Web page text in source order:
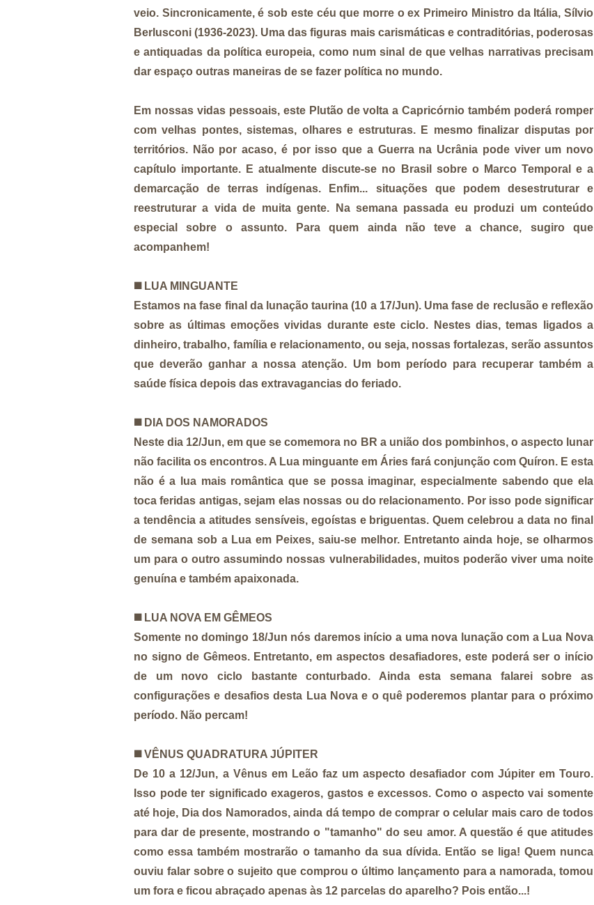
veio. Sincronicamente, é sob este céu que morre o ex Primeiro Ministro da Itália, Sílvio
Berlusconi (1936-2023). Uma das figuras mais carismáticas e contraditórias, poderosas
e antiquadas da política europeia, como num sinal de que velhas narrativas precisam
dar espaço outras maneiras de se fazer política no mundo.
Em nossas vidas pessoais, este Plutão de volta a Capricórnio também poderá romper
com velhas pontes, sistemas, olhares e estruturas. E mesmo finalizar disputas por
territórios. Não por acaso, é por isso que a Guerra na Ucrânia pode viver um novo
capítulo importante. E atualmente discute-se no Brasil sobre o Marco Temporal e a
demarcação de terras indígenas. Enfim... situações que podem desestruturar e
reestruturar a vida de muita gente. Na semana passada eu produzi um conteúdo
especial sobre o assunto. Para quem ainda não teve a chance, sugiro que
acompanhem!
◼️ LUA MINGUANTE
Estamos na fase final da lunação taurina (10 a 17/Jun). Uma fase de reclusão e reflexão
sobre as últimas emoções vividas durante este ciclo. Nestes dias, temas ligados a
dinheiro, trabalho, família e relacionamento, ou seja, nossas fortalezas, serão assuntos
que deverão ganhar a nossa atenção. Um bom período para recuperar também a
saúde física depois das extravagancias do feriado.
◼️ DIA DOS NAMORADOS
Neste dia 12/Jun, em que se comemora no BR a união dos pombinhos, o aspecto lunar
não facilita os encontros. A Lua minguante em Áries fará conjunção com Quíron. E esta
não é a lua mais romântica que se possa imaginar, especialmente sabendo que ela
toca feridas antigas, sejam elas nossas ou do relacionamento. Por isso pode significar
a tendência a atitudes sensíveis, egoístas e briguentas. Quem celebrou a data no final
de semana sob a Lua em Peixes, saiu-se melhor. Entretanto ainda hoje, se olharmos
um para o outro assumindo nossas vulnerabilidades, muitos poderão viver uma noite
genuína e também apaixonada.
◼️ LUA NOVA EM GÊMEOS
Somente no domingo 18/Jun nós daremos início a uma nova lunação com a Lua Nova
no signo de Gêmeos. Entretanto, em aspectos desafiadores, este poderá ser o início
de um novo ciclo bastante conturbado. Ainda esta semana falarei sobre as
configurações e desafios desta Lua Nova e o quê poderemos plantar para o próximo
período. Não percam!
◼️ VÊNUS QUADRATURA JÚPITER
De 10 a 12/Jun, a Vênus em Leão faz um aspecto desafiador com Júpiter em Touro.
Isso pode ter significado exageros, gastos e excessos. Como o aspecto vai somente
até hoje, Dia dos Namorados, ainda dá tempo de comprar o celular mais caro de todos
para dar de presente, mostrando o "tamanho" do seu amor. A questão é que atitudes
como essa também mostrarão o tamanho da sua dívida. Então se liga! Quem nunca
ouviu falar sobre o sujeito que comprou o último lançamento para a namorada, tomou
um fora e ficou abraçado apenas às 12 parcelas do aparelho? Pois então...!